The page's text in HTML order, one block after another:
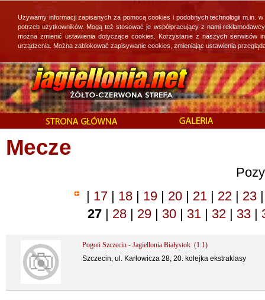
Mecze
| 17 | 18 | 19 | 20 | 21 | 22 | 23 |
27 | 28 | 29 | 30 | 31 | 32 | 33 |
Pogoń Szczecin - Jagiellonia Białystok (1:1)
Szczecin, ul. Karłowicza 28, 20. kolejka ekstraklasy
Używamy informacji zapisanych za pomocą cookies i podobnych technologii
potrzeb użytkowników. Mogą też stosować je współpracujący z nami
można zmienić ustawienia dotyczące cookies. Korzystanie z naszych
urządzenia. Można zablokować zapisywanie cookies, zmieniając ustawienia